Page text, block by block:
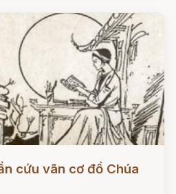
cứu vãn cơ đồ Chúa